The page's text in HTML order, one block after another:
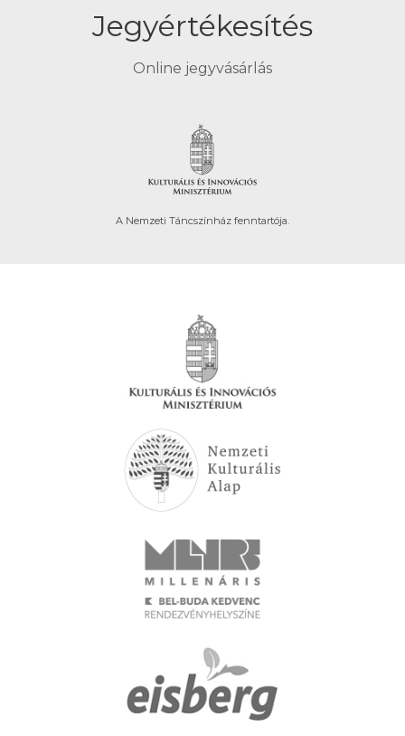
Jegyértékesítés
Online jegyvásárlás
A Nemzeti Táncszínház fenntartója.